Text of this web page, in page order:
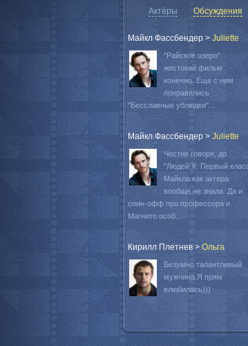
Актёры Обсуждения
Майкл Фассбендер > Juliette
"Райское озеро"
жестокий фильм
конечно. Еще с ним
понравились
"Бесславные ублюдки"...
Майкл Фассбендер > Juliette
Честно говоря, до
"Людей Х: Первый
Майкла как актера
вообще не знала. Да и
спин-офф про профессора и
Магнито особ...
Кирилл Плетнев > Oльга
Безумно талантливый
мужчина.Я прям
влюбилась)))